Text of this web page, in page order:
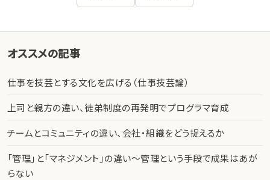
オススメの記事
仕事を技芸とする文化を広げる（仕事技芸論）
上司と親方の違い、徒弟制度の再発明でプログラマ育成
チームとコミュニティの違い、会社・組織をどう捉えるか
「管理」と「マネジメント」の違い〜管理という手段で成果はあが
らない